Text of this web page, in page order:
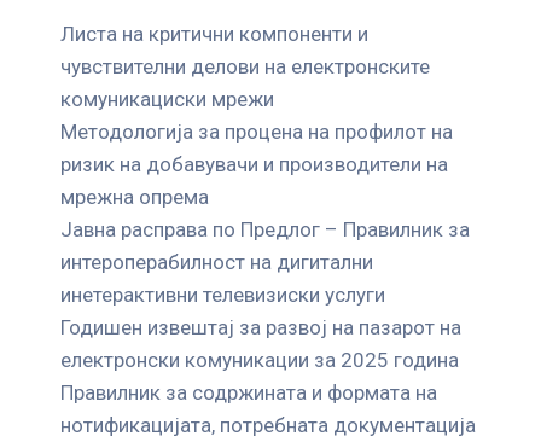
Листа на критични компоненти и
чувствителни делови на електронските
комуникациски мрежи
Mетодологија за процена на профилот на
ризик на добавувачи и производители на
мрежна опрема
Јавна расправа по Предлог – Правилник за
интероперабилност на дигитални
инетерактивни телевизиски услуги
Годишен извештај за развој на пазарот на
електронски комуникации за 2025 година
Правилник за содржината и формата на
нотификацијата, потребната документација